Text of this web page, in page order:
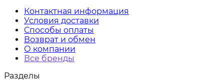
Контактная информация
Условия доставки
Способы оплаты
Возврат и обмен
О компании
Все бренды
Разделы